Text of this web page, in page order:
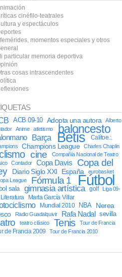
cinéfilo-teatrales
y espectáculos
momentos especiales y otros
particular memoria deportiva
cosas intrascendentes
ACB 09-10 Adopta una autora
Alberto
Anime atletismo baloncesto
Barça Betis Calítoe.:.
Champions League Charles Chaplin
cine
Compañía Nacional de Teatro
Contador Copa Davis
Copa del
Diario Siglo XXI España
eurobasket
League
Fórmula 1 Fútbol
sala gimnasia artística golf
Liga 09-
Literatura Marta García Villar
Mundial 2010 NBA
Nerea
Radio Guadalquivir Rafa Nadal sevilla
teatro clásico Tenis Tour de Francia
de Francia 2009 Tour de Francia 2010